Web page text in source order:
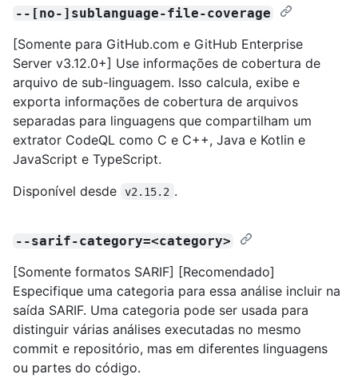
--[no-]sublanguage-file-coverage
[Somente para GitHub.com e GitHub Enterprise
Server v3.12.0+] Use informações de cobertura de
arquivo de sub-linguagem. Isso calcula, exibe e
exporta informações de cobertura de arquivos
separadas para linguagens que compartilham um
extrator CodeQL como C e C++, Java e Kotlin e
JavaScript e TypeScript.
Disponível desde
v2.15.2 .
--sarif-category=<category>
[Somente formatos SARIF] [Recomendado]
Especifique uma categoria para essa análise incluir na
saída SARIF. Uma categoria pode ser usada para
distinguir várias análises executadas no mesmo
commit e repositório, mas em diferentes linguagens
ou partes do código.